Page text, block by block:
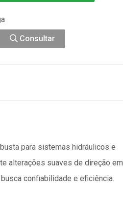
Consultar
para sistemas hidráulicos e
alterações suaves de direção em
confiabilidade e eficiência.